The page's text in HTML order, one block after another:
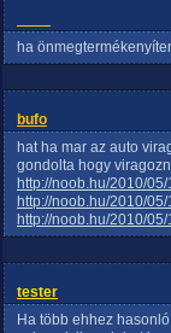
ha
bufo
hat ha mar az auto
gondolta hogy
http://noob.hu/2010/
http://noob.hu/2010/
http://noob.hu/2010/
tester
Ha több ehhez